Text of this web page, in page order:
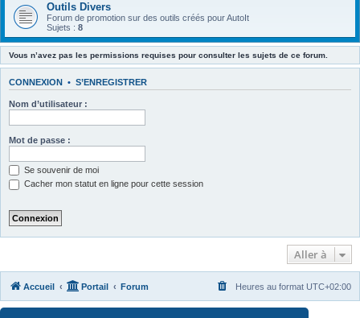
Outils Divers
Forum de promotion sur des outils créés pour AutoIt
Sujets : 8
Vous n’avez pas les permissions requises pour consulter les sujets de ce forum.
CONNEXION • S’ENREGISTRER
Nom d’utilisateur :
Mot de passe :
Se souvenir de moi
Cacher mon statut en ligne pour cette session
Aller à
Accueil Portail Forum Heures au format UTC+02:00